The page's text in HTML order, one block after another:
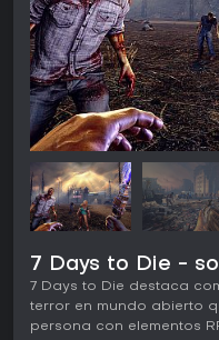
7 Days to Die -
7 Days to Die destaca
terror en mundo abierto
persona con elementos